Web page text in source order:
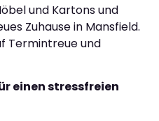
und Kartons und
Zuhause in Mansfield.
Termintreue und
einen stressfreien